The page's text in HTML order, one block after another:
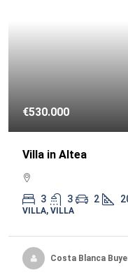
€530.000
Villa in Altea
3 3 2
VILLA, VILLA
Costa Blanca